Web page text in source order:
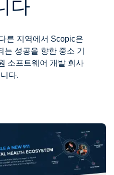
다
른 지역에서 Scopic은
성공을 향한 중소 기
소프트웨어 개발 회사
다.